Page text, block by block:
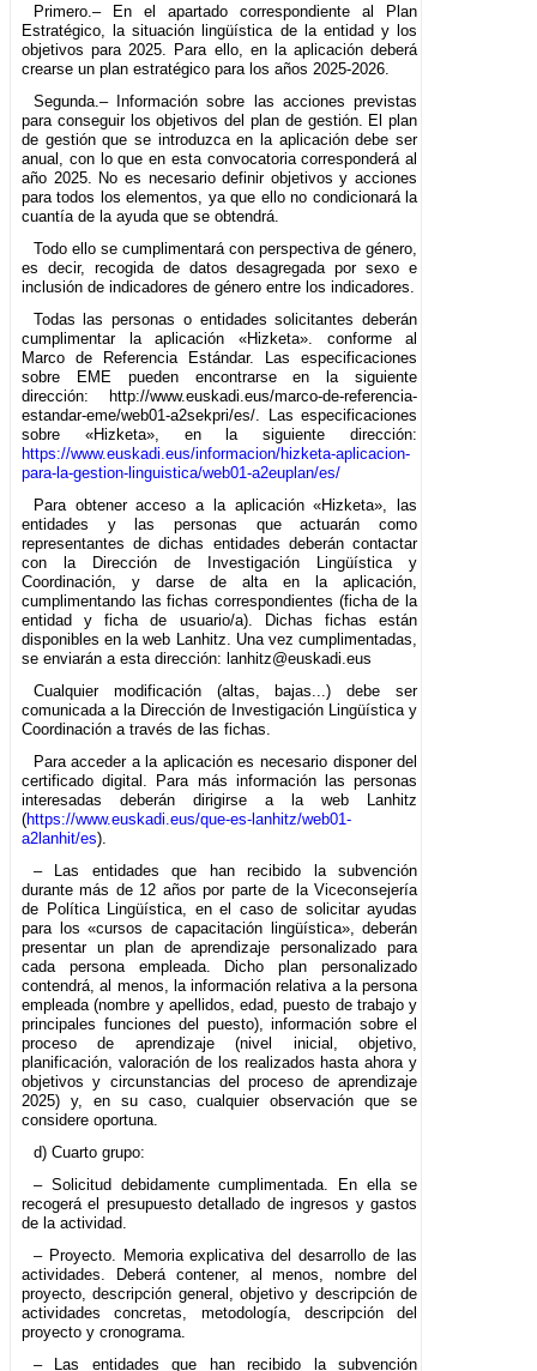
Primero.– En el apartado correspondiente al Plan
Estratégico, la situación lingüística de la entidad y los
objetivos para 2025. Para ello, en la aplicación deberá
crearse un plan estratégico para los años 2025-2026.
Segunda.– Información sobre las acciones previstas
para conseguir los objetivos del plan de gestión. El plan
de gestión que se introduzca en la aplicación debe ser
anual, con lo que en esta convocatoria corresponderá al
año 2025. No es necesario definir objetivos y acciones
para todos los elementos, ya que ello no condicionará la
cuantía de la ayuda que se obtendrá.
Todo ello se cumplimentará con perspectiva de género,
es decir, recogida de datos desagregada por sexo e
inclusión de indicadores de género entre los indicadores.
Todas las personas o entidades solicitantes deberán
cumplimentar la aplicación «Hizketa». conforme al
Marco de Referencia Estándar. Las especificaciones
sobre EME pueden encontrarse en la siguiente
dirección: http://www.euskadi.eus/marco-de-referencia-
estandar-eme/web01-a2sekpri/es/. Las especificaciones
sobre «Hizketa», en la siguiente dirección:
https://www.euskadi.eus/informacion/hizketa-aplicacion-
para-la-gestion-linguistica/web01-a2euplan/es/
Para obtener acceso a la aplicación «Hizketa», las
entidades y las personas que actuarán como
representantes de dichas entidades deberán contactar
con la Dirección de Investigación Lingüística y
Coordinación, y darse de alta en la aplicación,
cumplimentando las fichas correspondientes (ficha de la
entidad y ficha de usuario/a). Dichas fichas están
disponibles en la web Lanhitz. Una vez cumplimentadas,
se enviarán a esta dirección: lanhitz@euskadi.eus
Cualquier modificación (altas, bajas...) debe ser
comunicada a la Dirección de Investigación Lingüística y
Coordinación a través de las fichas.
Para acceder a la aplicación es necesario disponer del
certificado digital. Para más información las personas
interesadas deberán dirigirse a la web Lanhitz
(https://www.euskadi.eus/que-es-lanhitz/web01-
a2lanhit/es).
– Las entidades que han recibido la subvención
durante más de 12 años por parte de la Viceconsejería
de Política Lingüística, en el caso de solicitar ayudas
para los «cursos de capacitación lingüística», deberán
presentar un plan de aprendizaje personalizado para
cada persona empleada. Dicho plan personalizado
contendrá, al menos, la información relativa a la persona
empleada (nombre y apellidos, edad, puesto de trabajo y
principales funciones del puesto), información sobre el
proceso de aprendizaje (nivel inicial, objetivo,
planificación, valoración de los realizados hasta ahora y
objetivos y circunstancias del proceso de aprendizaje
2025) y, en su caso, cualquier observación que se
considere oportuna.
d) Cuarto grupo:
– Solicitud debidamente cumplimentada. En ella se
recogerá el presupuesto detallado de ingresos y gastos
de la actividad.
– Proyecto. Memoria explicativa del desarrollo de las
actividades. Deberá contener, al menos, nombre del
proyecto, descripción general, objetivo y descripción de
actividades concretas, metodología, descripción del
proyecto y cronograma.
– Las entidades que han recibido la subvención